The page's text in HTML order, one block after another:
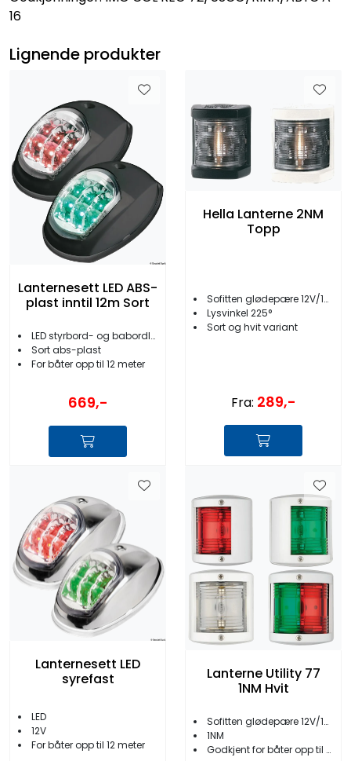
16
Lignende produkter
Lanternesett LED ABS-
plast inntil 12m Sort
LED styrbord- og babordlanterne
Sort abs-plast
For båter opp til 12 meter
669,-
Hella Lanterne 2NM
Topp
Sofitten glødepære 12V/10W
Lysvinkel 225°
Sort og hvit variant
Fra: 289,-
Lanternesett LED
syrefast
LED
12V
For båter opp til 12 meter
Lanterne Utility 77
1NM Hvit
Sofitten glødepære 12V/10W
1NM
Godkjent for båter opp til 12 meter